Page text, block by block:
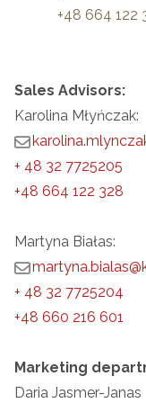
+48 664 122
Sales Advisors:
Karolina Młyńczak:
+ 48 32 7725205
+48 664 122 328
Martyna Białas:
+ 48 32 7725204
+48 660 216 601
Marketing
Daria Jasmer-Janas